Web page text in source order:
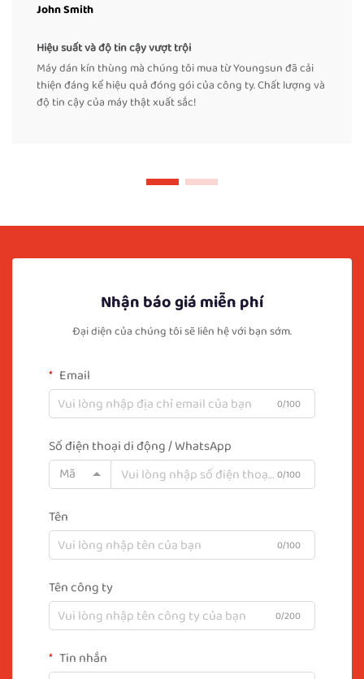
John Smith
Hiệu suất và độ tin cậy vượt trội
Máy dán kín thùng mà chúng tôi mua từ Youngsun đã cải
thiện đáng kể hiệu quả đóng gói của công ty. Chất lượng và
độ tin cậy của máy thật xuất sắc!
Nhận báo giá miễn phí
Đại diện của chúng tôi sẽ liên hệ với bạn sớm.
Email
0/100
Số điện thoại di động / WhatsApp
Mã
0/100
Tên
0/100
Tên công ty
0/200
Tin nhắn